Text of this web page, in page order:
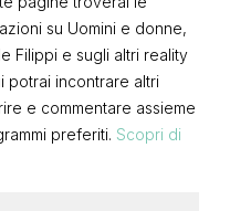
su Uomini e donne,
Filippi e sugli altri reality
potrai incontrare altri
e commentare assieme
preferiti. Scopri di